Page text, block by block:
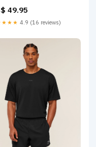
49.95
4.9 (16 reviews)